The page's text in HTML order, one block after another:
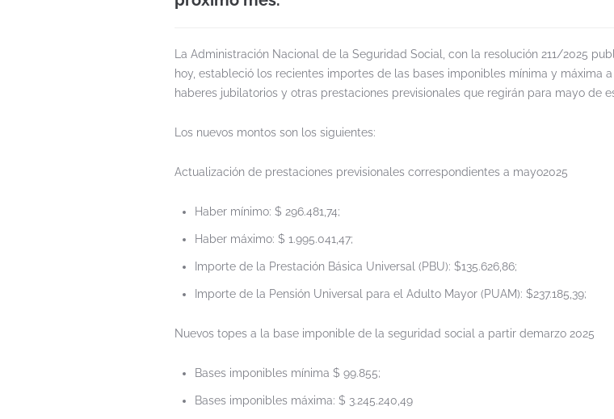
La Administración Nacional de la Seguridad Social, con la resolución 211/2025
hoy, estableció los recientes importes de las bases imponibles mínima y máxima
haberes jubilatorios y otras prestaciones previsionales que regirán para mayo de
Los nuevos montos son los siguientes:
Actualización de prestaciones previsionales correspondientes a mayo2025
Haber mínimo: $ 296.481,74;
Haber máximo: $ 1.995.041,47;
Importe de la Prestación Básica Universal (PBU): $135.626,86;
Importe de la Pensión Universal para el Adulto Mayor (PUAM): $237.185,39;
Nuevos topes a la base imponible de la seguridad social a partir demarzo 2025
Bases imponibles mínima $ 99.855;
Bases imponibles máxima: $ 3.245.240,49